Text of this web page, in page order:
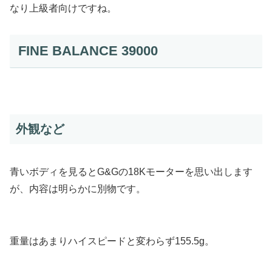
なり上級者向けですね。
FINE BALANCE 39000
外観など
青いボディを見るとG&Gの18Kモーターを思い出します
が、内容は明らかに別物です。
重量はあまりハイスピードと変わらず155.5g。